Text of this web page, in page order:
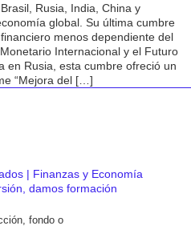
Rusia, India, China y
global. Su última cumbre
menos dependiente del
Internacional y el Futuro
en Rusia, esta cumbre ofreció un
“Mejora del […]
| Finanzas y Economía
damos formación
fondo o